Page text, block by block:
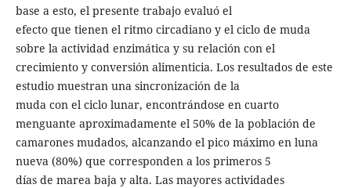
base a esto, el presente trabajo evaluó el
efecto que tienen el ritmo circadiano y el ciclo de muda
sobre la actividad enzimática y su relación con el
crecimiento y conversión alimenticia. Los resultados de este
estudio muestran una sincronización de la
muda con el ciclo lunar, encontrándose en cuarto
menguante aproximadamente el 50% de la población de
camarones mudados, alcanzando el pico máximo en luna
nueva (80%) que corresponden a los primeros 5
días de marea baja y alta. Las mayores actividades